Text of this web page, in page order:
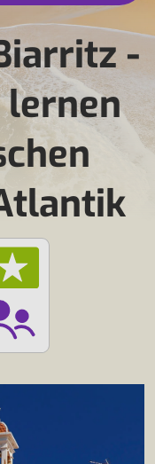
-
lernen